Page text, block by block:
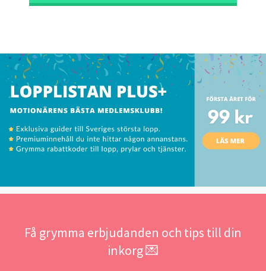
Få grymma erbjudanden och tips till din
inkorg 💌